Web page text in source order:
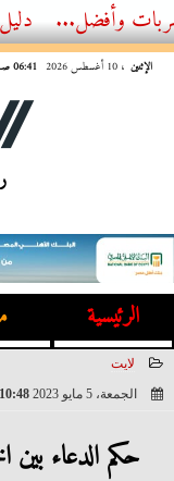
الإثنين ، 10 أغسطس 2026 06:41 صـ
الرئيسية
لايت
الجمعة، 5 مايو 2023
10:48 صـ
حكم الدعاء بين